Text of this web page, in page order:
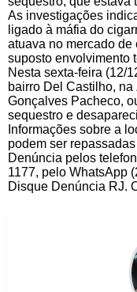
As investigações
ligado à máfia do
atuava no mercado
suposto envolvimento
Nesta sexta-feira (12/
bairro Del Castilho,
Gonçalves Pacheco,
sequestro e
Informações sobre a
podem ser
Denúncia pelos
1177, pelo WhatsApp
Disque Denúncia RJ.